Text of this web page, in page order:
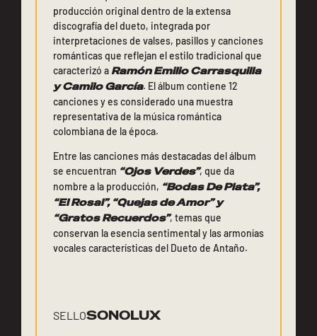
producción original dentro de la extensa
discografía del dueto, integrada por
interpretaciones de valses, pasillos y canciones
románticas que reflejan el estilo tradicional que
caracterizó aRamón Emilio Carrasquilla
y Camilo García. El álbum contiene 12
canciones y es considerado una muestra
representativa de la música romántica
colombiana de la época.
Entre las canciones más destacadas del álbum
se encuentran “Ojos Verdes”, que da
nombre a la producción, “Bodas De Plata”,
“El Rosal”, “Quejas de Amor” y
“Gratos Recuerdos”, temas que
conservan la esencia sentimental y las armonías
vocales características del Dueto de Antaño.
SELLOSONOLUX